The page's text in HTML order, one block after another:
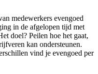
medewerkers evengoed
in de afgelopen tijd met
doel? Peilen hoe het gaat,
kan ondersteunen.
vind je evengoed per